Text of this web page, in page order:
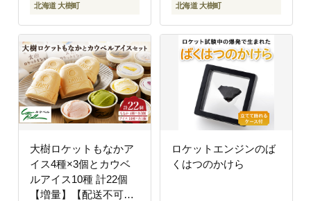
北海道 大樹町 北海道 大樹町
大樹ロケットもなかア
イス4種×3個とカウベ
ルアイス10種 計22個
【増量】【配送不可地
ロケットエンジンのば
くはつのかけら